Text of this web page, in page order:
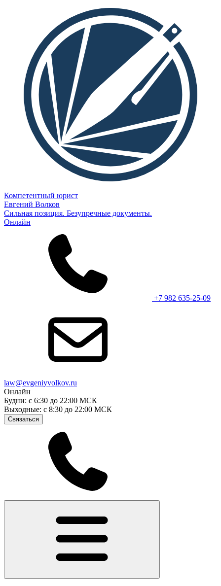
Компетентный юрист
Евгений Волков
Сильная позиция. Безупречные документы.
Онлайн
+7 982 635-25-09
law@evgeniyvolkov.ru
Онлайн
Будни: с 6:30 до 22:00 МСК
Выходные: с 8:30 до 22:00 МСК
Связаться